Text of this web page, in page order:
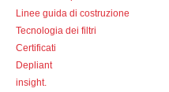
Linee guida di costruzione
Tecnologia dei filtri
Certificati
Depliant
insight.